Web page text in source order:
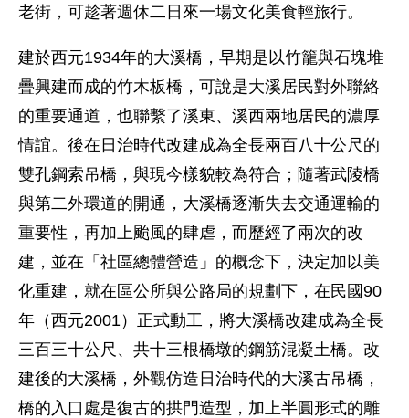
老街，可趁著週休二日來一場文化美食輕旅行。
建於西元1934年的大溪橋，早期是以竹籠與石塊堆
疊興建而成的竹木板橋，可說是大溪居民對外聯絡
的重要通道，也聯繫了溪東、溪西兩地居民的濃厚
情誼。後在日治時代改建成為全長兩百八十公尺的
雙孔鋼索吊橋，與現今樣貌較為符合；隨著武陵橋
與第二外環道的開通，大溪橋逐漸失去交通運輸的
重要性，再加上颱風的肆虐，而歷經了兩次的改
建，並在「社區總體營造」的概念下，決定加以美
化重建，就在區公所與公路局的規劃下，在民國90
年（西元2001）正式動工，將大溪橋改建成為全長
三百三十公尺、共十三根橋墩的鋼筋混凝土橋。改
建後的大溪橋，外觀仿造日治時代的大溪古吊橋，
橋的入口處是復古的拱門造型，加上半圓形式的雕